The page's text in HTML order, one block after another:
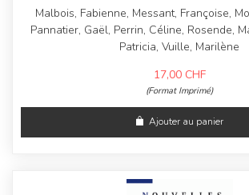
Malbois, Fabienne, Messant, Françoise,
Pannatier, Gaël, Perrin, Céline, Rosende,
Patricia, Vuille, Marilène
17,00 CHF
(Format Imprimé)
Ajouter au panier